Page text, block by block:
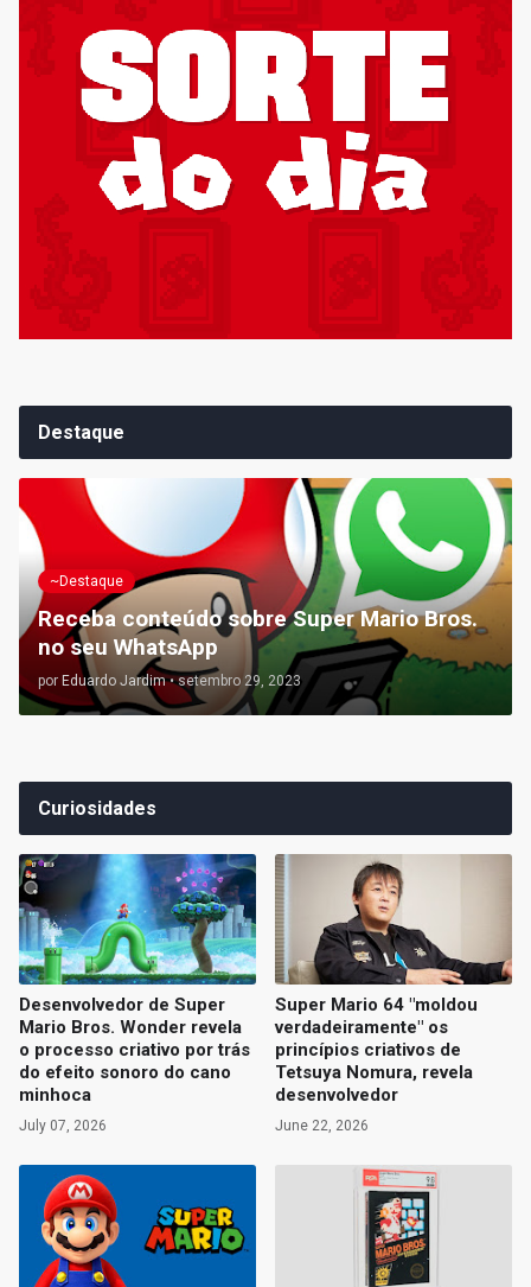
Destaque
~Destaque
Receba conteúdo sobre Super Mario Bros.
no seu WhatsApp
por Eduardo Jardim • setembro 29, 2023
Curiosidades
Desenvolvedor de Super
Mario Bros. Wonder revela
o processo criativo por trás
do efeito sonoro do cano
minhoca
July 07, 2026
Super Mario 64 "moldou
verdadeiramente" os
princípios criativos de
Tetsuya Nomura, revela
desenvolvedor
June 22, 2026